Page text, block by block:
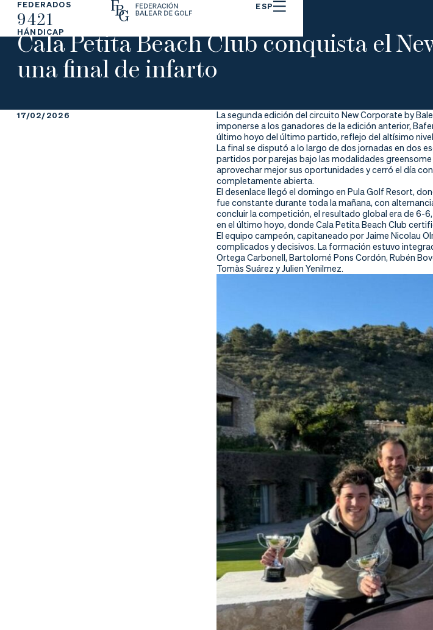
FEDERADOS
9421
HÁNDICAP
ESP
La
Fe
de
ra
Fe
de
ra
rs
Ju
ga
r
Cala Petita Beach Club conquista el
una final de infarto
17/02/2026
La segunda edición del circuito New Corporate by
imponerse a los ganadores de la edición anterior,
último hoyo del último partido, reflejo del altísimo
La final se disputó a lo largo de dos jornadas en dos
partidos por parejas bajo las modalidades
aprovechar mejor sus oportunidades y cerró el día
completamente abierta.
El desenlace llegó el domingo en Pula Golf Resort,
fue constante durante toda la mañana, con
concluir la competición, el resultado global era de 6-
en el último hoyo, donde Cala Petita Beach Club
El equipo campeón, capitaneado por Jaime Nicolau
complicados y decisivos. La formación estuvo
Ortega Carbonell, Bartolomé Pons Cordón, Rubén
Tomàs Suárez y Julien Yenilmez.